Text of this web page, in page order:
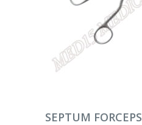
DEVAMINI OKU
SEPTUM FORCEPS